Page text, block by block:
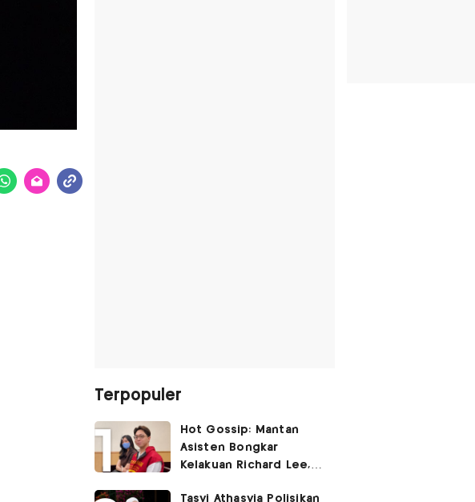
Terpopuler
Hot Gossip: Mantan
Asisten Bongkar
Kelakuan Richard Lee,
Tasyi Athasyia Polisikan